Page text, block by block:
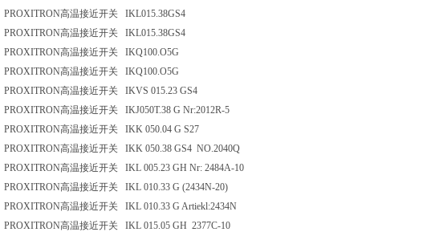
PROXITRON高温接近开关 IKL015.38GS4
PROXITRON高温接近开关 IKL015.38GS4
PROXITRON高温接近开关 IKQ100.O5G
PROXITRON高温接近开关 IKQ100.O5G
PROXITRON高温接近开关 IKVS 015.23 GS4
PROXITRON高温接近开关 IKJ050T.38 G Nr:2012R-5
PROXITRON高温接近开关 IKK 050.04 G S27
PROXITRON高温接近开关 IKK 050.38 GS4 NO.2040Q
PROXITRON高温接近开关 IKL 005.23 GH Nr: 2484A-10
PROXITRON高温接近开关 IKL 010.33 G (2434N-20)
PROXITRON高温接近开关 IKL 010.33 G Artiekl:2434N
PROXITRON高温接近开关 IKL 015.05 GH 2377C-10